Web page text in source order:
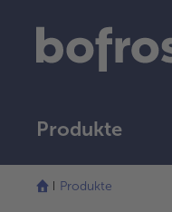
Produkte
Produkte
Die
Liste